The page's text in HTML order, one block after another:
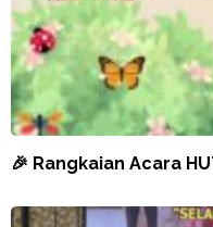
🎉 Rangkaian Acara